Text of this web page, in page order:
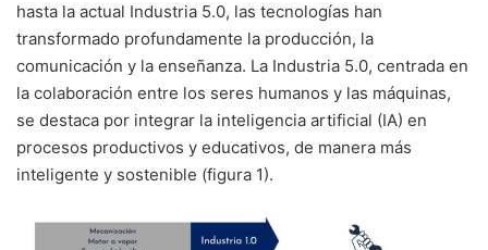
hasta la actual Industria 5.0, las tecnologías han
transformado profundamente la producción, la
comunicación y la enseñanza. La Industria 5.0, centrada en
la colaboración entre los seres humanos y las máquinas,
se destaca por integrar la inteligencia artificial (IA) en
procesos productivos y educativos, de manera más
inteligente y sostenible (figura 1).